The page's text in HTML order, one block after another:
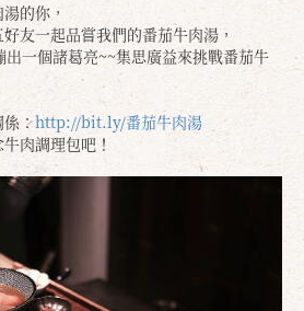
的你，
友一起品嘗我們的番茄牛肉湯，
一個諸葛亮~~集思廣益來挑戰番茄牛
：http://bit.ly/番茄牛肉湯
肉調理包吧！